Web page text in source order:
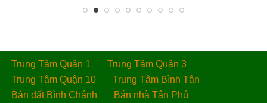
Trung Tâm Quận 1
Trung Tâm Quận 3
Trung Tâm Quận 10
Trung Tâm Bình Tân
Bán đất Bình Chánh
Bán nhà Tân Phú